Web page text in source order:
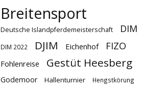
Breitensport
Deutsche Islandpferdemeisterschaft DIM
DIM 2022 DJIM Eichenhof FIZO
Fohlenreise Gestüt Heesberg
Godemoor Hallenturnier Hengstkörung